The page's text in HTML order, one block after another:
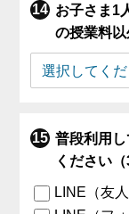
お子さま1
の授業料以
普段利用
ください（
LINE（友